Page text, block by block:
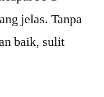
jelas. Tanpa
baik, sulit